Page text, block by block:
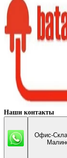
Наши контакты
Офис-